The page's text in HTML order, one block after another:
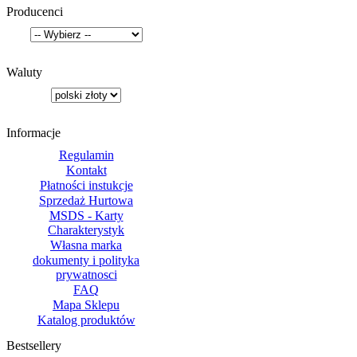
Producenci
Waluty
Informacje
Regulamin
Kontakt
Płatności instukcje
Sprzedaż Hurtowa
MSDS - Karty
Charakterystyk
Własna marka
dokumenty i polityka
prywatnosci
FAQ
Mapa Sklepu
Katalog produktów
Bestsellery